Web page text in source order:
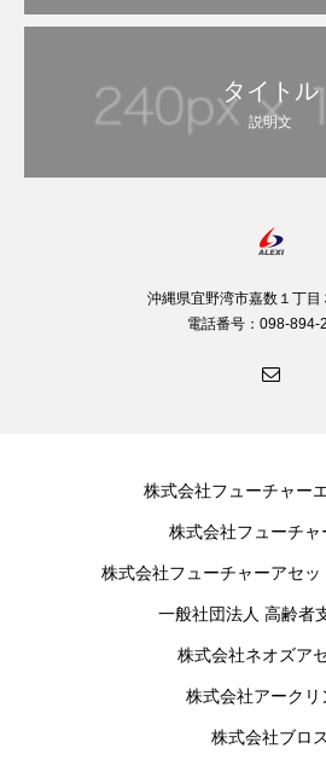
タイトル
説明文
沖縄県宜野湾市嘉数１丁目
電話番号：098-894-
株式会社フューチャー
株式会社フューチャ
株式会社フューチャーアセッ
一般社団法人 高齢者
株式会社ネオズア
株式会社アークリ
株式会社ブロス